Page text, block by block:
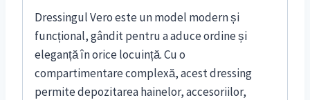
Dressingul Vero este un model modern și
funcțional, gândit pentru a aduce ordine și
eleganță în orice locuință. Cu o
compartimentare complexă, acest dressing
permite depozitarea hainelor, accesoriilor,